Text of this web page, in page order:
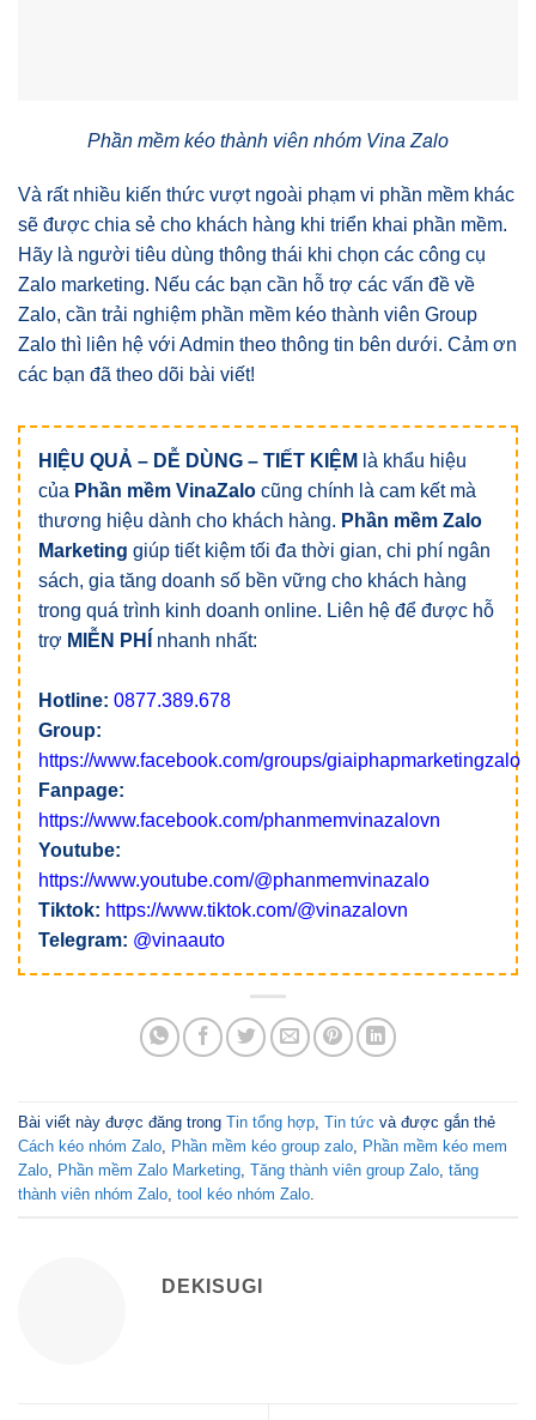
Phần mềm kéo thành viên nhóm Vina Zalo
Và rất nhiều kiến thức vượt ngoài phạm vi phần mềm khác
sẽ được chia sẻ cho khách hàng khi triển khai phần mềm.
Hãy là người tiêu dùng thông thái khi chọn các công cụ
Zalo marketing. Nếu các bạn cần hỗ trợ các vấn đề về
Zalo, cần trải nghiệm phần mềm kéo thành viên Group
Zalo thì liên hệ với Admin theo thông tin bên dưới. Cảm ơn
các bạn đã theo dõi bài viết!
HIỆU QUẢ – DỄ DÙNG – TIẾT KIỆM là khẩu hiệu
của Phần mềm VinaZalo cũng chính là cam kết mà
thương hiệu dành cho khách hàng. Phần mềm Zalo
Marketing giúp tiết kiệm tối đa thời gian, chi phí ngân
sách, gia tăng doanh số bền vững cho khách hàng
trong quá trình kinh doanh online. Liên hệ để được hỗ
trợ MIỄN PHÍ nhanh nhất:
Hotline: 0877.389.678
Group:
https://www.facebook.com/groups/giaiphapmarketingzalo
Fanpage:
https://www.facebook.com/phanmemvinazalovn
Youtube:
https://www.youtube.com/@phanmemvinazalo
Tiktok: https://www.tiktok.com/@vinazalovn
Telegram: @vinaauto
Bài viết này được đăng trong Tin tổng hợp Tin tức và được gắn thẻ
Cách kéo nhóm Zalo
Phần mềm kéo group zalo
Phần mềm kéo mem
Zalo
Phần mềm Zalo Marketing Tăng thành viên group Zalo tăng
thành viên nhóm Zalo tool kéo nhóm Zalo
DEKISUGI